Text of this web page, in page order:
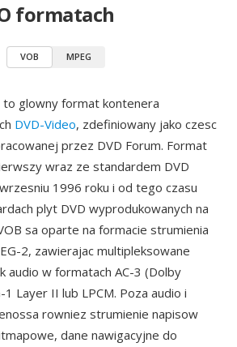
formatach
VOB MPEG
to glowny format kontenera
DVD-Video, zdefiniowany jako czesc
przez DVD Forum. Format
wraz ze standardem DVD
1996 roku i od tego czasu
plyt DVD wyprodukowanych na
sa oparte na formacie strumienia
2, zawierajac multipleksowane
audio w formatach AC-3 (Dolby
1 Layer II lub LPCM. Poza audio i
rowniez strumienie napisow
dane nawigacyjne do